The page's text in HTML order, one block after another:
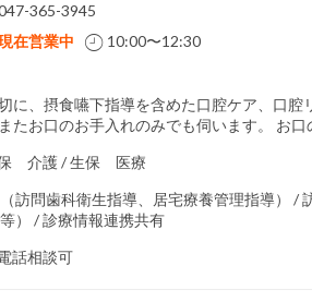
365-3945
在営業中
10:00〜12:30
に、摂食嚥下指導を含めた口腔ケア、口腔
たお口のお手入れのみでも伺います。 お
保 介護 / 生保 医療
訪問歯科衛生指導、居宅療養管理指導） /
） / 診療情報連携共有
話相談可